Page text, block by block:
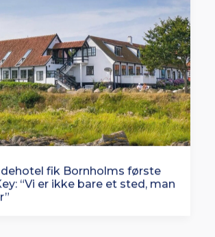
fik Bornholms første
“Vi er ikke bare et sted, man